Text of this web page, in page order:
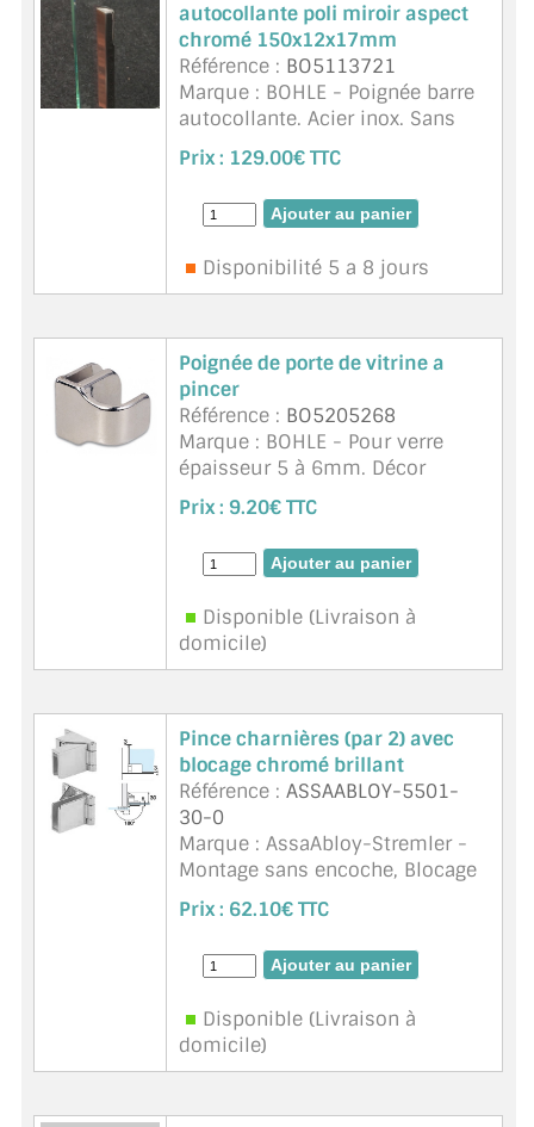
autocollante poli miroir aspect
chromé 150x12x17mm
Référence : BO5113721
Marque : BOHLE - Poignée barre
autocollante. Acier inox. Sans
usinage du verre. Qté 1 barre
pour un coté du verre : prends 2
quantités si besoin des 2 cotés
du verre. Existe en poli ...
Prix : 129.00€ TTC
Disponibilité 5 a 8 jours
Poignée de porte de vitrine a
pincer
Référence : BO5205268
Marque : BOHLE - Pour verre
épaisseur 5 à 6mm. Décor
chromé.
Prix : 9.20€ TTC
Disponible (Livraison à
domicile)
Pince charnières (par 2) avec
blocage chromé brillant
Référence : ASSAABLOY-5501-
30-0
Marque : AssaAbloy-Stremler -
Montage sans encoche, Blocage
en position fermée, Ouverture à
180 °, Dimensions maximum
des volumes 50 x 30 cm,
Serrage par 1 vis à embout,
suite
Prix : 62.10€ TTC
Disponible (Livraison à
domicile)